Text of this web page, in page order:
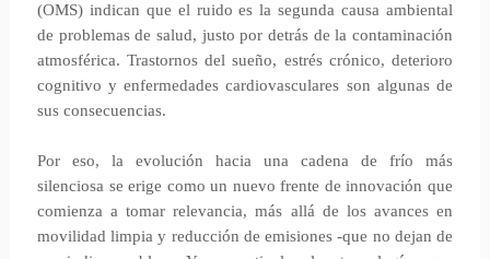
(OMS) indican que el ruido es la segunda causa ambiental
de problemas de salud, justo por detrás de la contaminación
atmosférica. Trastornos del sueño, estrés crónico, deterioro
cognitivo y enfermedades cardiovasculares son algunas de
sus consecuencias.
Por eso, la evolución hacia una cadena de frío más
silenciosa se erige como un nuevo frente de innovación que
comienza a tomar relevancia, más allá de los avances en
movilidad limpia y reducción de emisiones -que no dejan de